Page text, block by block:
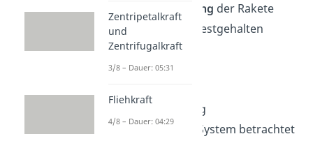
Bewegungsrichtung der Rakete
verläuft. So kann festgehalten
werden:
Da ein kräftemäßig
abgeschlossenes System betrachtet
Zentripetalkraft
und
Zentrifugalkraft
3/8 – Dauer: 05:31
Fliehkraft
4/8 – Dauer: 04:29